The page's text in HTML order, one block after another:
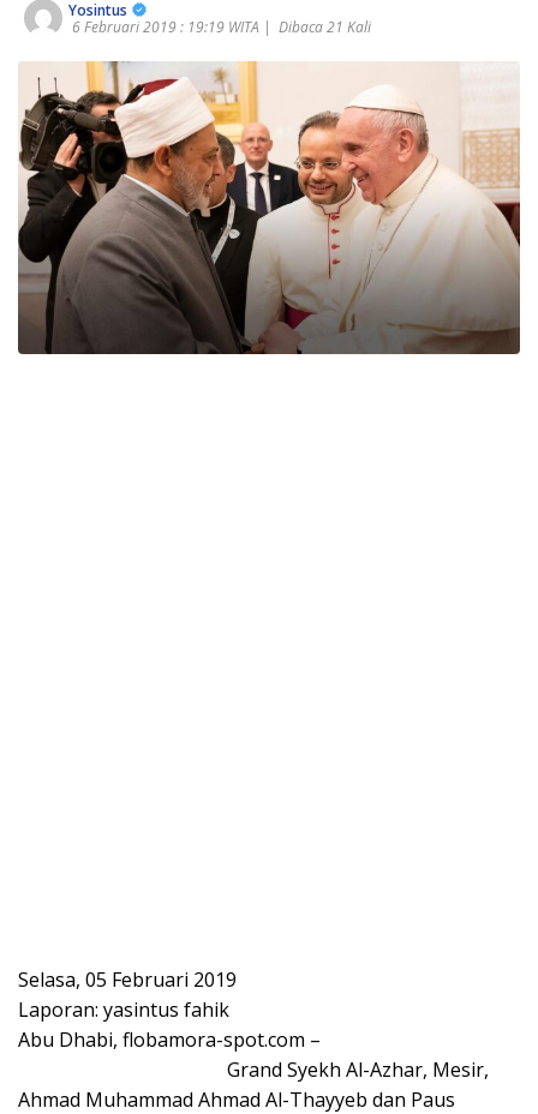
Yosintus
6 Februari 2019 : 19:19 WITA | Dibaca 21 Kali
Selasa, 05 Februari 2019
Laporan: yasintus fahik
Abu Dhabi, flobamora-spot.com –
Grand Syekh Al-Azhar, Mesir,
Ahmad Muhammad Ahmad Al-Thayyeb dan Paus